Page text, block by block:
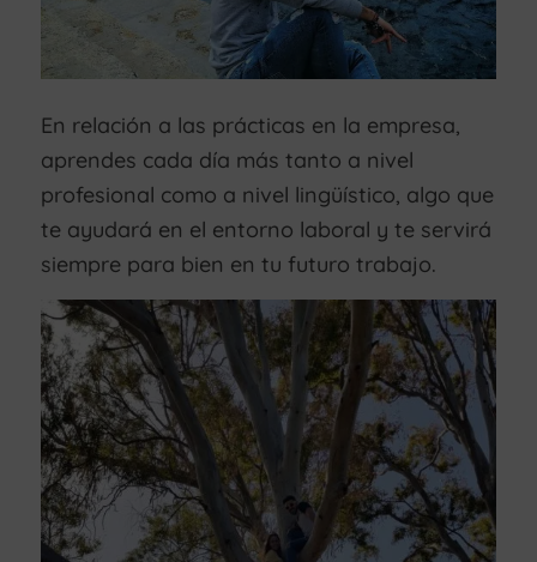
En relación a las prácticas en la empresa,
aprendes cada día más tanto a nivel
profesional como a nivel lingüístico, algo que
te ayudará en el entorno laboral y te servirá
siempre para bien en tu futuro trabajo.